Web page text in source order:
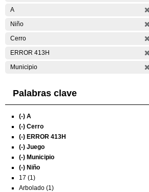
A
Niño
Cerro
ERROR 413H
Municipio
Palabras clave
(-) A
(-) Cerro
(-) ERROR 413H
(-) Juego
(-) Municipio
(-) Niño
17 (1)
Arbolado (1)